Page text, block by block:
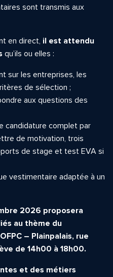
sont transmis aux
en direct, il est attendu
qu’ils ou elles :
sur les entreprises, les
de sélection ;
aux questions des
candidature complet par
de motivation, trois
de stage et test EVA si
vestimentaire adaptée à un
2026 proposera
au thème du
– Plainpalais, rue
de 14h00 à 18h00.
et des métiers